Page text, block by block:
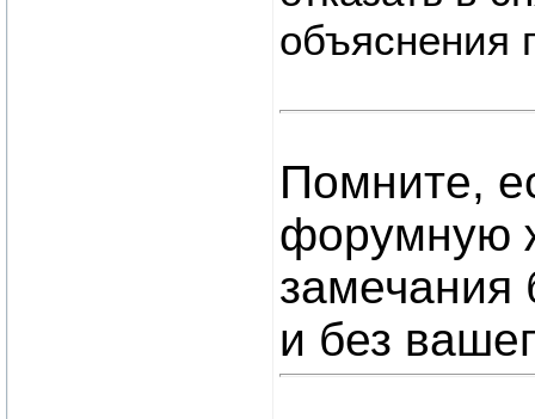
объяснения
Помните,
форумную
замечания
и без